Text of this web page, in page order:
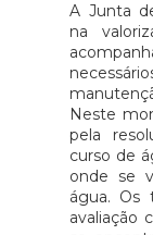
A Junta
na
Neste
pela
curso de
onde se
água. Os
avaliação